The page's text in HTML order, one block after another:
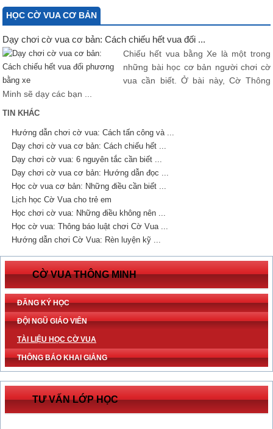
HỌC CỜ VUA CƠ BẢN
Dạy chơi cờ vua cơ bản: Cách chiếu hết vua đối ...
Chiếu hết vua bằng Xe là một trong
những bài học cơ bản người chơi cờ
vua cần biết. Ở bài này, Cờ Thông
Minh sẽ dạy các bạn ...
TIN KHÁC
Hướng dẫn chơi cờ vua: Cách tấn công và ...
Dạy chơi cờ vua cơ bản: Cách chiếu hết ...
Dạy chơi cờ vua: 6 nguyên tắc cần biết ...
Dạy chơi cờ vua cơ bản: Hướng dẫn đọc ...
Học cờ vua cơ bản: Những điều cần biết ...
Lịch học Cờ Vua cho trẻ em
Học chơi cờ vua: Những điều không nên ...
Học cờ vua: Thông báo luật chơi Cờ Vua ...
Hướng dẫn chơi Cờ Vua: Rèn luyện kỹ ...
CỜ VUA THÔNG MINH
ĐĂNG KÝ HỌC
ĐỘI NGŨ GIÁO VIÊN
TÀI LIỆU HỌC CỜ VUA
THÔNG BÁO KHAI GIẢNG
TƯ VẤN LỚP HỌC